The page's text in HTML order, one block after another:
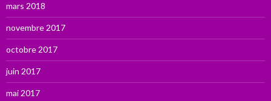
mars 2018
novembre 2017
octobre 2017
juin 2017
mai 2017